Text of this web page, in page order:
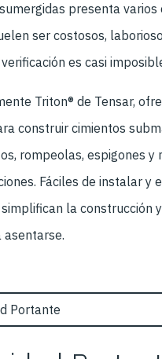
presenta varios
ser costosos,
es casi
Triton® de Tensar,
construir cimientos
rompeolas, espigones y
Fáciles de instalar y
la construcción
asentarse.
Feature